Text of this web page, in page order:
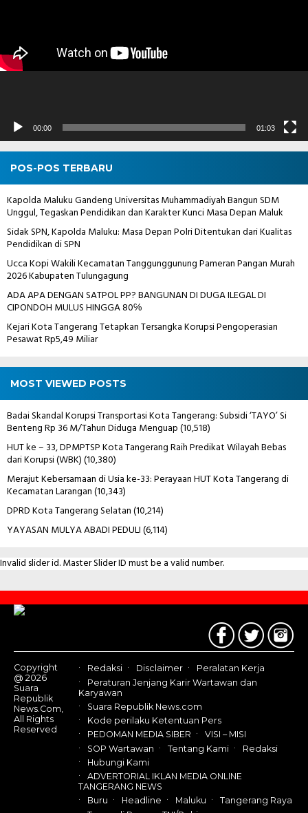
00:00 01:03
POS-POS TERBARU
Kapolda Maluku Gandeng Universitas Muhammadiyah Bangun SDM
Unggul, Tegaskan Pendidikan dan Karakter Kunci Masa Depan Maluk
Sidak SPN, Kapolda Maluku: Masa Depan Polri Ditentukan dari Kualitas
Pendidikan di SPN
Ucca Kopi Wakili Kecamatan Tanggunggunung Pameran Pangan Murah
2026 Kabupaten Tulungagung
ADA APA DENGAN SATPOL PP? BANGUNAN DI DUGA ILEGAL DI
CIPONDOH MULUS HINGGA 80℅
Kejari Kota Tangerang Tetapkan Tersangka Korupsi Pengoperasian
Pesawat Rp5,49 Miliar
MOST VIEWED POSTS
Badai Skandal Korupsi Transportasi Kota Tangerang: Subsidi ‘TAYO’ Si
Benteng Rp 36 M/Tahun Diduga Menguap(10,518)
HUT ke – 33, DPMPTSP Kota Tangerang Raih Predikat Wilayah Bebas
dari Korupsi (WBK)(10,380)
Merajut Kebersamaan di Usia ke-33: Perayaan HUT Kota Tangerang di
Kecamatan Larangan(10,343)
DPRD Kota Tangerang Selatan(10,214)
YAYASAN MULYA ABADI PEDULI(6,114)
Invalid slider id. Master Slider ID must be a valid number.
Contact
Us
Copyright
@ 2026
Suara
Republik
News.Com,
All Rights
Reserved
Redaksi Disclaimer
Peralatan Kerja
Peraturan Jenjang Karir Wartawan dan
Karyawan
Suara Republik News.com
Kode perilaku Ketentuan Pers
PEDOMAN MEDIA SIBER
VISI – MISI
SOP Wartawan
Tentang Kami
Redaksi
Hubungi Kami
ADVERTORIAL IKLAN MEDIA ONLINE
TANGERANG NEWS
Buru
Headline Maluku
Tangerang Raya